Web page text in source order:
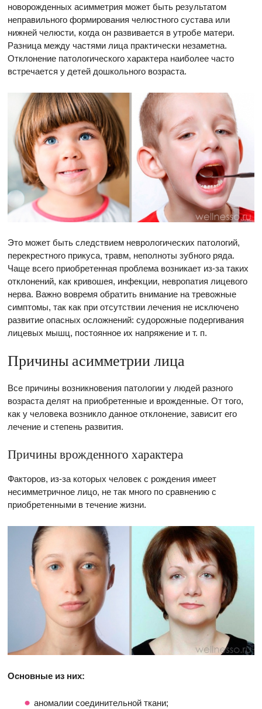
новорожденных асимметрия может быть результатом
неправильного формирования челюстного сустава или
нижней челюсти, когда он развивается в утробе матери.
Разница между частями лица практически незаметна.
Отклонение патологического характера наиболее часто
встречается у детей дошкольного возраста.
Это может быть следствием неврологических патологий,
перекрестного прикуса, травм, неполноты зубного ряда.
Чаще всего приобретенная проблема возникает из-за таких
отклонений, как кривошея, инфекции, невропатия лицевого
нерва. Важно вовремя обратить внимание на тревожные
симптомы, так как при отсутствии лечения не исключено
развитие опасных осложнений: судорожные подергивания
лицевых мышц, постоянное их напряжение и т. п.
Причины асимметрии лица
Все причины возникновения патологии у людей разного
возраста делят на приобретенные и врожденные. От того,
как у человека возникло данное отклонение, зависит его
лечение и степень развития.
Причины врожденного характера
Факторов, из-за которых человек с рождения имеет
несимметричное лицо, не так много по сравнению с
приобретенными в течение жизни.
Основные из них:
аномалии соединительной ткани;